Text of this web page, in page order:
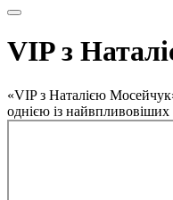
VIP з
«VIP з Наталією
однією із